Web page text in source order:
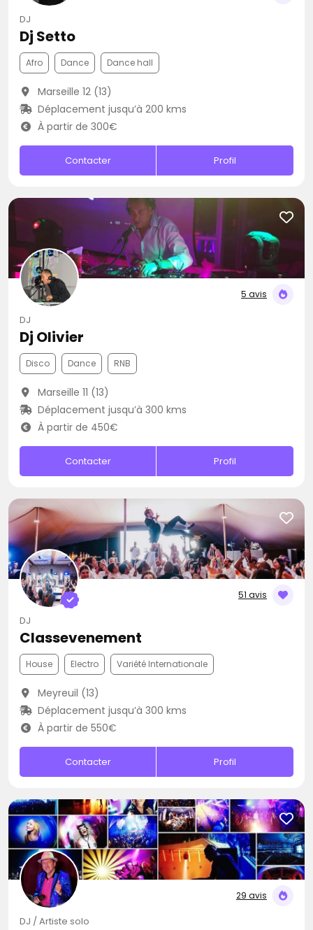
DJ
Dj Setto
Afro Dance Dance hall
Marseille 12 (13)
Déplacement jusqu’à 200 kms
À partir de 300€
Contacter Profil
5 avis
DJ
Dj Olivier
Disco Dance RNB
Marseille 11 (13)
Déplacement jusqu’à 300 kms
À partir de 450€
Contacter Profil
51 avis
DJ
Classevenement
House Electro Variété Internationale
Meyreuil (13)
Déplacement jusqu’à 300 kms
À partir de 550€
Contacter Profil
29 avis
DJ / Artiste solo